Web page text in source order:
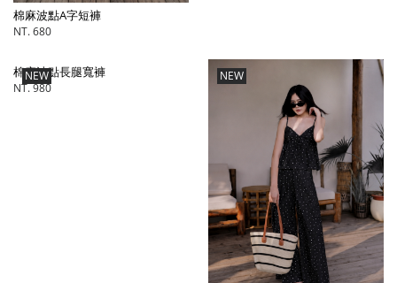
棉麻波點A字短褲
NT. 680
NEW
棉麻波點長腿寬褲
NT. 980
NEW